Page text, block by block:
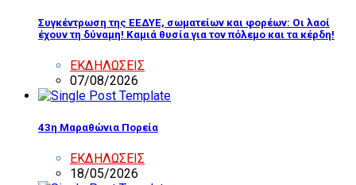
Συγκέντρωση της ΕΕΔΥΕ, σωματείων και φορέων: Οι λαοί
έχουν τη δύναμη! Καμιά θυσία για τον πόλεμο και τα κέρδη!
ΕΚΔΗΛΩΣΕΙΣ
07/08/2026
43η Μαραθώνια Πορεία
ΕΚΔΗΛΩΣΕΙΣ
18/05/2026